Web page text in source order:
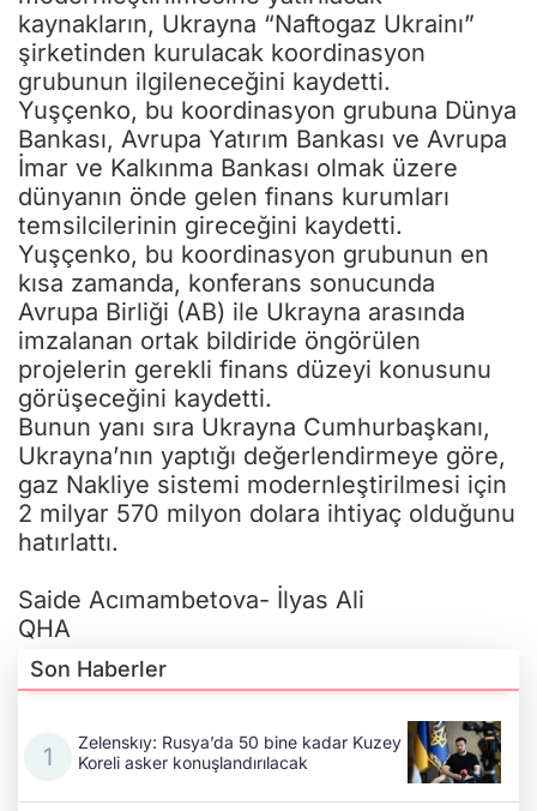
kaynakların, Ukrayna “Naftogaz Ukrainı”
şirketinden kurulacak koordinasyon
grubunun ilgileneceğini kaydetti.
Yuşçenko, bu koordinasyon grubuna Dünya
Bankası, Avrupa Yatırım Bankası ve Avrupa
İmar ve Kalkınma Bankası olmak üzere
dünyanın önde gelen finans kurumları
temsilcilerinin gireceğini kaydetti.
Yuşçenko, bu koordinasyon grubunun en
kısa zamanda, konferans sonucunda
Avrupa Birliği (AB) ile Ukrayna arasında
imzalanan ortak bildiride öngörülen
projelerin gerekli finans düzeyi konusunu
görüşeceğini kaydetti.
Bunun yanı sıra Ukrayna Cumhurbaşkanı,
Ukrayna’nın yaptığı değerlendirmeye göre,
gaz Nakliye sistemi modernleştirilmesi için
2 milyar 570 milyon dolara ihtiyaç olduğunu
hatırlattı.
Saide Acımambetova- İlyas Ali
QHA
Son Haberler
Zelenskıy: Rusya’da 50 bine kadar Kuzey
Koreli asker konuşlandırılacak